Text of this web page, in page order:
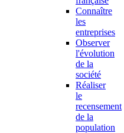
Connaître
les
entreprises
Observer
l'évolution
de la
société
Réaliser
le
recensement
de la
population